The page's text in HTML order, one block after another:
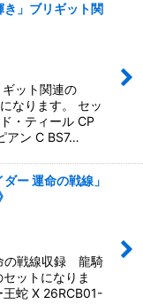
き」ブリギット関
ット関連の
なります。 セッ
・ティール CP
アン C BS7…
ー 運命の戦線」
の戦線収録 龍騎
ットになりま
蛇 X 26RCB01-